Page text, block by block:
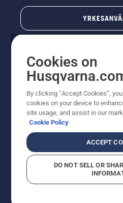
© Husqvarna AB (publ). All
som visas är
priser är rekommenderade
moms) om inte produkten
Cookiepolicy
Cookies on
By clicking “Accept Cookies”,
cookies on your device to
site usage, and assist in our
Cookie Policy
ACCEPT
DO NOT SELL OR